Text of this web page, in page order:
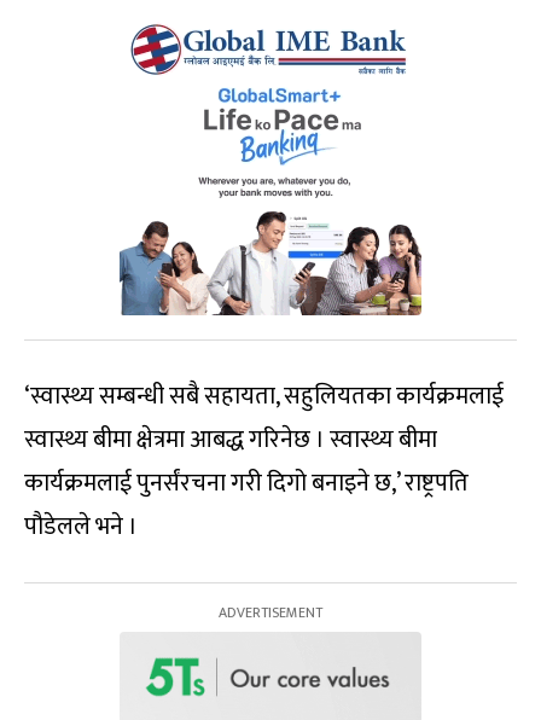
‘स्वास्थ्य सम्बन्धी सबै सहायता, सहुलियतका कार्यक्रमलाई
स्वास्थ्य बीमा क्षेत्रमा आबद्ध गरिनेछ । स्वास्थ्य बीमा
कार्यक्रमलाई पुनर्संरचना गरी दिगो बनाइने छ,’ राष्ट्रपति
पौडेलले भने ।